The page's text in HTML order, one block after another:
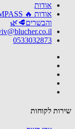
אודות
והבשרים🥩🌿
aviv@blucher.co.il
0533032873
לקוחות